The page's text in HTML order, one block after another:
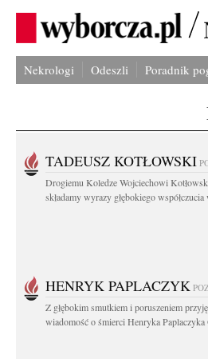
Nekrologi Odeszli Poradnik
TADEUSZ KOTŁOWSKI
Drogiemu Koledze Wojciechowi
składamy wyrazy głębokiego współczucia
HENRYK PAPLACZYK
Z głębokim smutkiem i poruszeniem
wiadomość o śmierci Henryka Paplaczyka